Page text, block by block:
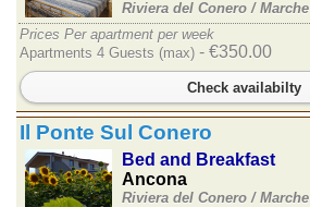
Riviera del Conero / Marche
Prices Per apartment per week
Apartments 4 Guests (max) - €350.00
Check availabilty
Il Ponte Sul Conero
Bed and Breakfast
Ancona
Riviera del Conero / Marche